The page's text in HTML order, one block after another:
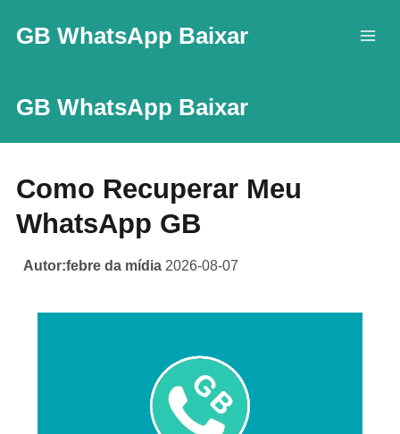
GB WhatsApp Baixar
GB WhatsApp Baixar
Como Recuperar Meu
WhatsApp GB
Autor:febre da mídia 2026-08-07